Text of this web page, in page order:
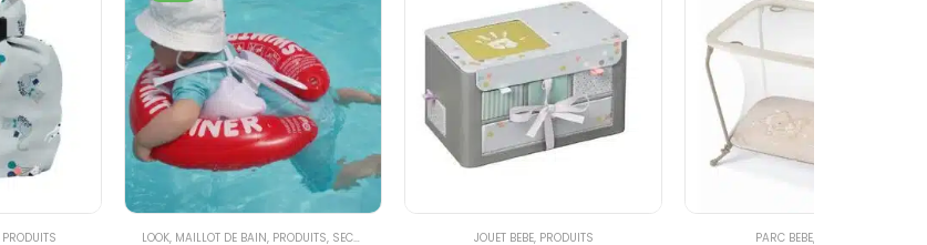
PRODUITS LOOK, MAILLOT DE BAIN, PRODUITS, SECURITE SECURITE BAIGNADEJOUET BEBE, PRODUITS PARC BEBE,